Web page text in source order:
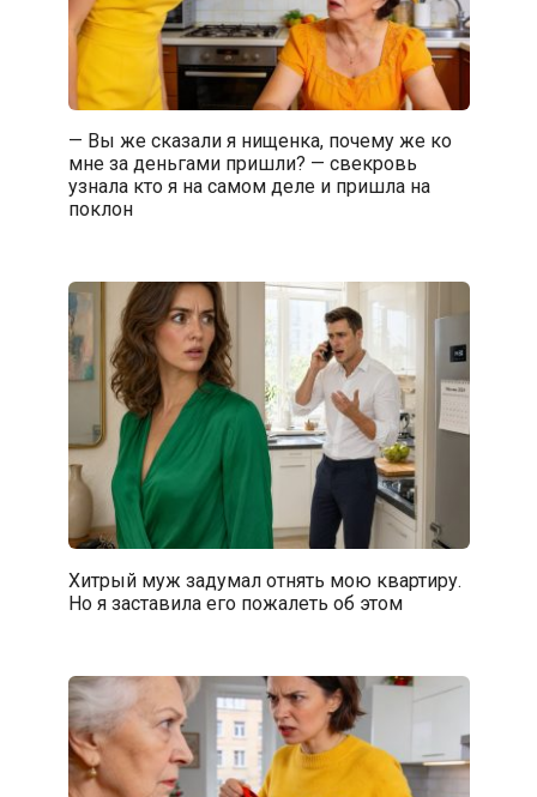
— Вы же сказали я нищенка, почему же ко
мне за деньгами пришли? — свекровь
узнала кто я на самом деле и пришла на
поклон
Хитрый муж задумал отнять мою квартиру.
Но я заставила его пожалеть об этом